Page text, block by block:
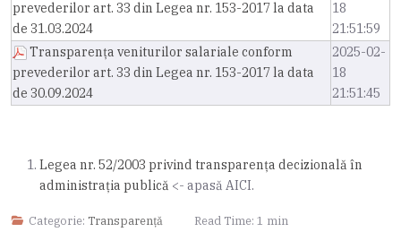
prevederilor art. 33 din Legea nr. 153-2017 la data
de 31.03.2024
18
21:51:59
Transparența veniturilor salariale conform
prevederilor art. 33 din Legea nr. 153-2017 la data
de 30.09.2024
2025-02-
18
21:51:45
Legea nr. 52/2003 privind transparenţa decizională în
administraţia publică <- apasă AICI.
Categorie:Transparență
Read Time: 1 min